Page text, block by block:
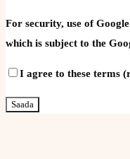
For security, use of
which is subject to the
I agree to these terms